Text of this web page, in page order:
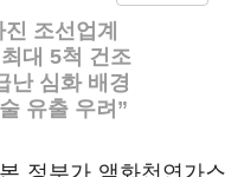
조선업계
대 5척 건조
난 심화 배경
유출 우려”
정부가 액화천연가스